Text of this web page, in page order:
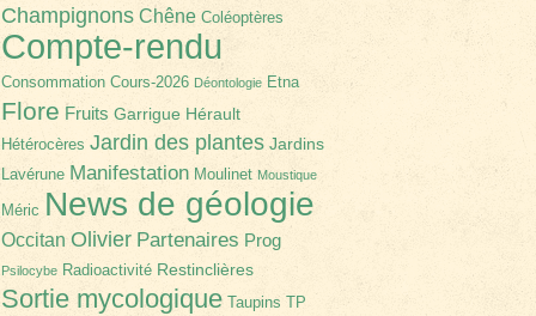
Champignons Chêne Coléoptères
Compte-rendu
Consommation Cours-2026 Déontologie Etna
Flore Fruits Garrigue Hérault
Hétérocères Jardin des plantes Jardins
Lavérune Manifestation Moulinet Moustique
Méric News de géologie
Occitan Olivier Partenaires Prog
Psilocybe Radioactivité Restinclières
Sortie mycologique Taupins TP